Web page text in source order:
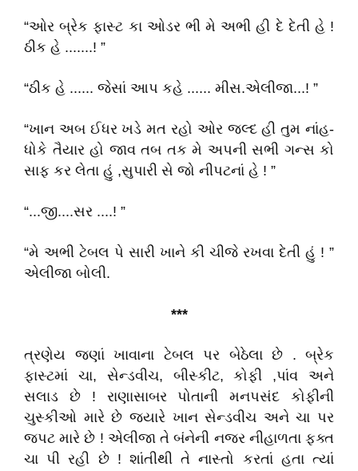
“ઓર બ્રેક ફાસ્ટ કા ઓડર ભી મે અભી હી દે દેતી હે !
ઠીક હે .......! ”
“ઠીક હે ...... જેસાં આપ કહે ...... મીસ.એલીજા...! ”
“ખાન અબ ઈધર ખડે મત રહો ઓર જલ્દ હી તુમ નાંહ-
ધોકે તૈયાર હો જાવ તબ તક મે અપની સભી ગન્સ કો
સાફ કર લેતા હું ,સુપારી સે જો નીપટનાં હે ! ”
“...જી....સર ....! ”
“મે અભી ટેબલ પે સારી ખાને કી ચીજે રખવા દેતી હું ! ”
એલીજા બોલી.
***
ત્રણેય જણાં ખાવાના ટેબલ પર બેઠેલા છે . બ્રેક
ફાસ્ટમાં ચા, સેન્ડવીચ, બીસ્કીટ, કોફી ,પાંવ અને
સલાડ છે ! રાણાસાબર પોતાની મનપસંદ કોફીની
ચુસ્કીઓ મારે છે જ્યારે ખાન સેન્ડવીચ અને ચા પર
જપટ મારે છે ! એલીજા તે બંનેની નજર નીહાળતા ફક્ત
ચા પી રહી છે ! શાંતીથી તે નાસ્તો કરતાં હતા ત્યાં